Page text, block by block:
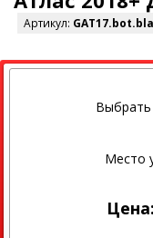
Артикул:
СКИДКА
Выбрать
Место
Цена: